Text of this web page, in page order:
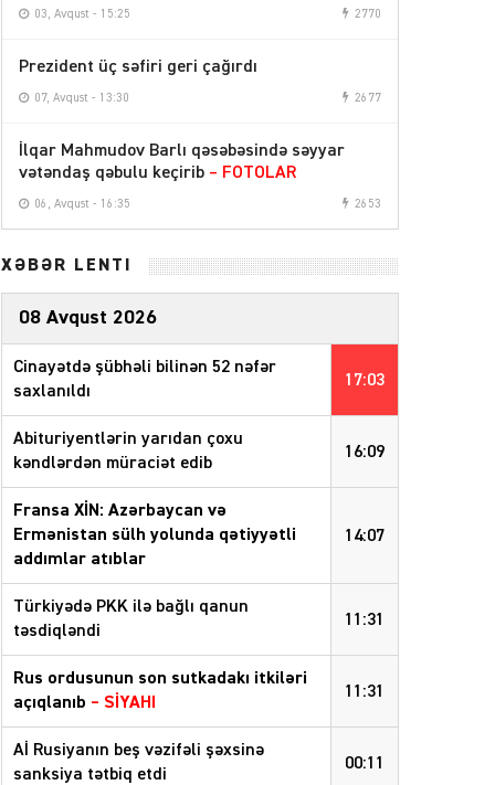
03, Avqust - 15:25 2770
Prezident üç səfiri geri çağırdı
07, Avqust - 13:30 2677
İlqar Mahmudov Barlı qəsəbəsində səyyar
vətəndaş qəbulu keçirib – FOTOLAR
06, Avqust - 16:35 2653
XƏBƏR LENTİ
08 Avqust 2026
17:03
Cinayətdə şübhəli bilinən 52 nəfər
saxlanıldı
16:09
Abituriyentlərin yarıdan çoxu
kəndlərdən müraciət edib
14:07
Fransa XİN: Azərbaycan və
Ermənistan sülh yolunda qətiyyətli
addımlar atıblar
11:31
Türkiyədə PKK ilə bağlı qanun
təsdiqləndi
11:31
Rus ordusunun son sutkadakı itkiləri
açıqlanıb – SİYAHI
00:11
Aİ Rusiyanın beş vəzifəli şəxsinə
sanksiya tətbiq etdi